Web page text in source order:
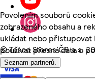
Povolením souborů
zobrazeného obsahu a
ukládat nebo přistupovat
používat přesná data o
Seznam partnerů.
©Tesco Stores ČR a.s.